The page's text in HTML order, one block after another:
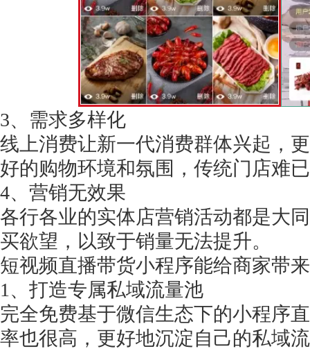
3、需求多样化
线上消费让新一代消费群体兴起，
好的购物环境和氛围，传统门店难
4、营销无效果
各行各业的实体店营销活动都是大
买欲望，以致于销量无法提升。
短视频直播带货小程序能给商家带
1、打造专属私域流量池
完全免费基于微信生态下的小程序
率也很高，更好地沉淀自己的私域